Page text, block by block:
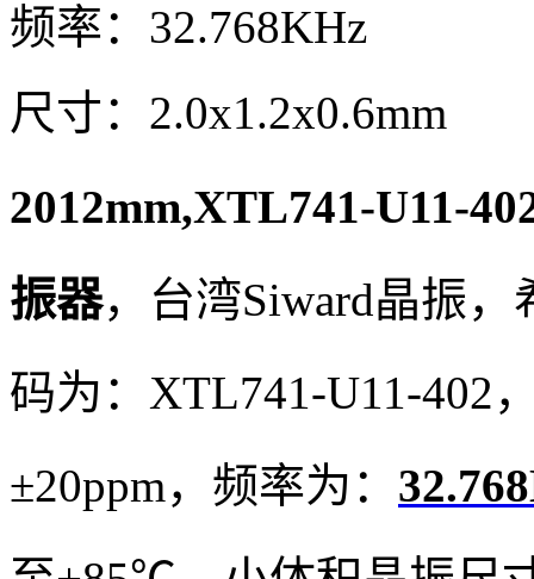
频率：32.768KHz
尺寸：2.0x1.2x0.6mm
2012mm,XTL741-U11-
振器，台湾Siward晶振
码为： XTL741-U11-402
±20ppm， 频率为：